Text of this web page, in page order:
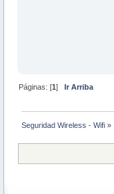
Páginas: [1] Ir Arriba
Seguridad Wireless - Wifi »